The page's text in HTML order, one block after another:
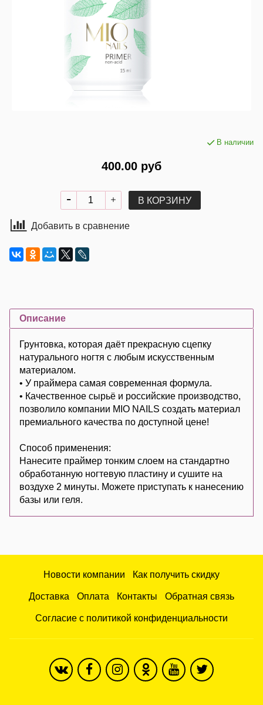
В наличии
400.00 руб
В КОРЗИНУ
Добавить в сравнение
Описание
Грунтовка, которая даёт прекрасную сцепку
натурального ногтя с любым искусственным
материалом.
• У праймера самая современная формула.
• Качественное сырьё и российские производство,
позволило компании MIO NAILS создать материал
премиального качества по доступной цене!
Способ применения:
Нанесите праймер тонким слоем на стандартно
обработанную ногтевую пластину и сушите на
воздухе 2 минуты. Можете приступать к нанесению
базы или геля.
Новости компании Как получить скидку
Доставка Оплата Контакты Обратная связь
Согласие с политикой конфиденциальности